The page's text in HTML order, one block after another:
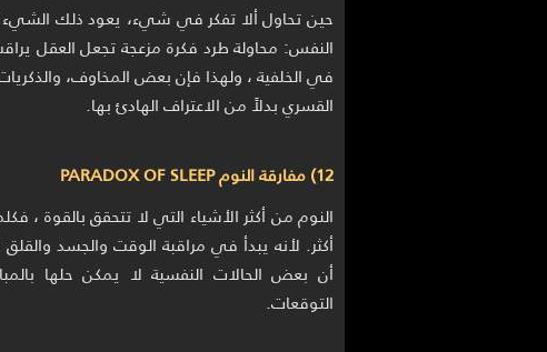
حين تحاول ألا تفكر في شيء، يعود ذلك الشيء
النفس: محاولة طرد فكرة مزعجة تجعل العقل
في الخلفية ، ولهذا فإن بعض المخاوف،
القسري بدلاً من الاعتراف الهادئ بها.
12) مفارقة النوم PARADOX OF SLEEP
النوم من أكثر الأشياء التي لا تتحقق بالقوة ،
أكثر. لأنه يبدأ في مراقبة الوقت والجسد
أن بعض الحالات النفسية لا يمكن حلها
التوقعات.